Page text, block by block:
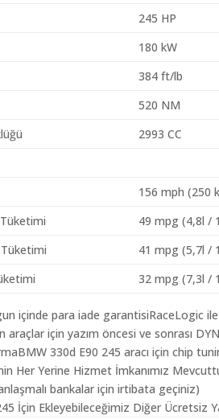
245 HP
180 kW
384 ft/lb
520 NM
2993 CC
156 mph (250
49 mpg (4,8l /
Tüketimi
41 mpg (5,7l /
32 mpg (7,3l /
içinde para iade garantisiRaceLogic
araçlar için yazım öncesi ve sonrası
330d E90 245 aracı için chip
Her Yerine Hizmet İmkanımız
bankalar için irtibata geçiniz)
İçin Ekleyebileceğimiz Diğer Ücretsiz